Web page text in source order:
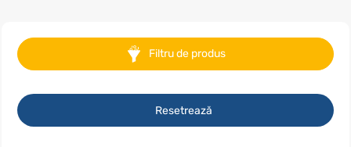
Filtru de produs
Resetrează